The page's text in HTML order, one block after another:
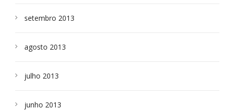
setembro 2013
agosto 2013
julho 2013
junho 2013